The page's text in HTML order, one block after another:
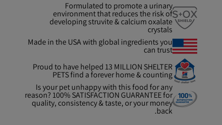
Formulated to promote a urinary
environment that reduces the risk of
developing struvite & calcium oxalate
crystals
Made in the USA with global ingredients you
can trust
Proud to have helped 13 MILLION SHELTER
PETS find a forever home & counting
Is your pet unhappy with this food for any
reason? 100% SATISFACTION GUARANTEE for
quality, consistency & taste, or your money
back.